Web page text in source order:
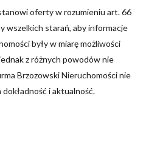
oferty w rozumieniu art. 66
wszelkich starań, aby informacje
były w miarę możliwości
z różnych powodów nie
Brzozowski Nieruchomości nie
i aktualność.